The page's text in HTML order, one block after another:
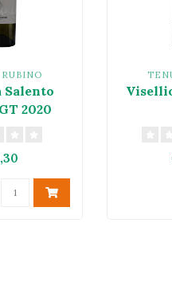
Salento
2020